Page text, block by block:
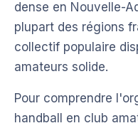
dense en Nouvelle-
plupart des régions
collectif populaire
amateurs solide.
Pour comprendre
handball en club